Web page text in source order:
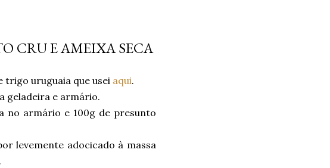
CRU E AMEIXA SECA
trigo uruguaia que usei aqui.
geladeira e armário.
no armário e 100g de presunto
levemente adocicado à massa